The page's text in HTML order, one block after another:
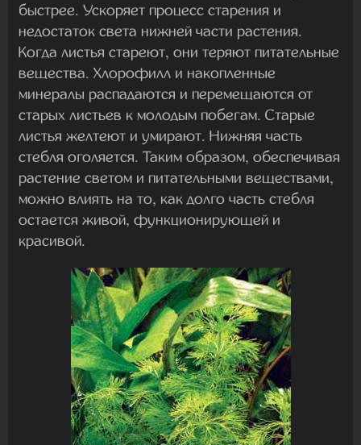
быстрее. Ускоряет процесс старения и
недостаток света нижней части растения.
Когда листья стареют, они теряют питательные
вещества. Хлорофилл и накопленные
минералы распадаются и перемещаются от
старых листьев к молодым побегам. Старые
листья желтеют и умирают. Нижняя часть
стебля оголяется. Таким образом, обеспечивая
растение светом и питательными веществами,
можно влиять на то, как долго часть стебля
остается живой, функционирующей и
красивой.